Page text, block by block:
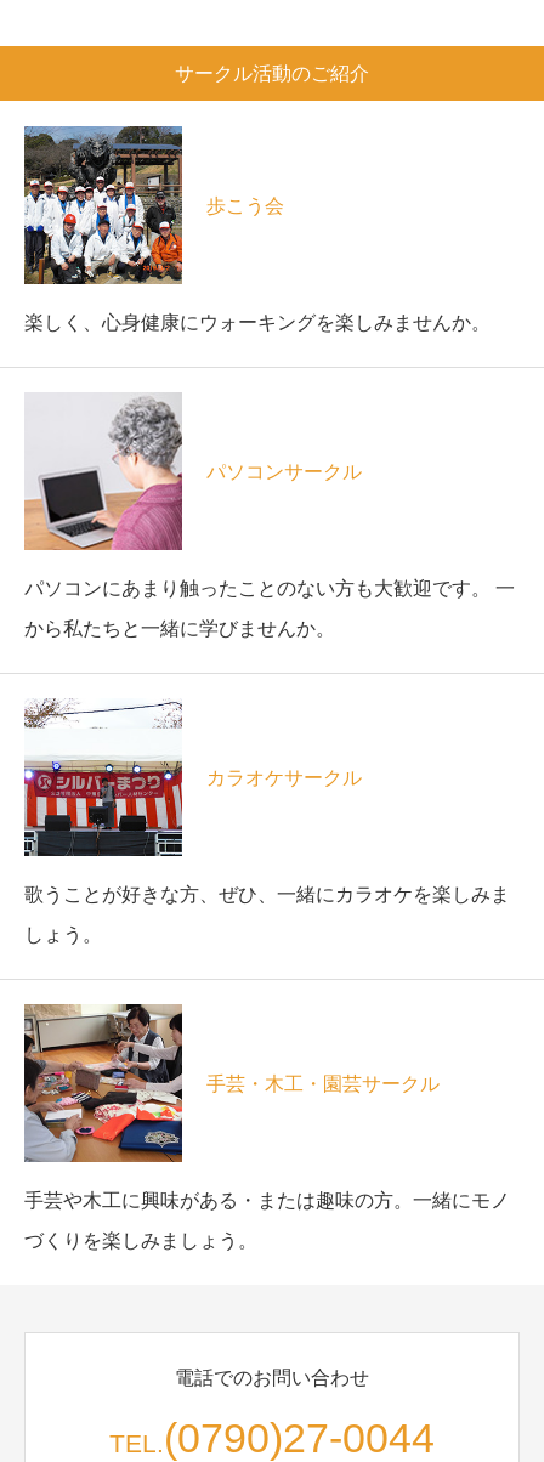
サークル活動のご紹介
歩こう会
楽しく、心身健康にウォーキングを楽しみませんか。
パソコンサークル
パソコンにあまり触ったことのない方も大歓迎です。 一
から私たちと一緒に学びませんか。
カラオケサークル
歌うことが好きな方、ぜひ、一緒にカラオケを楽しみま
しょう。
手芸・木工・園芸サークル
手芸や木工に興味がある・または趣味の方。一緒にモノ
づくりを楽しみましょう。
電話でのお問い合わせ
TEL.(0790)27-0044